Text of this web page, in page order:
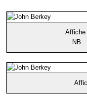
Affiche
NB :